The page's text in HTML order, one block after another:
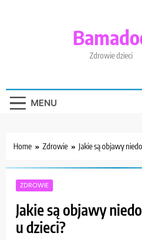
Zdrowie dzieci
MENU
Home Zdrowie Jakie są objawy
ZDROWIE
Jakie są objawy
u dzieci?